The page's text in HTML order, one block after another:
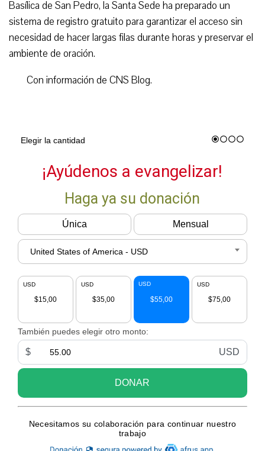
Basílica de San Pedro, la Santa Sede ha preparado un
sistema de registro gratuito para garantizar el acceso sin
necesidad de hacer largas filas durante horas y preservar el
ambiente de oración.
Con información de CNS Blog.